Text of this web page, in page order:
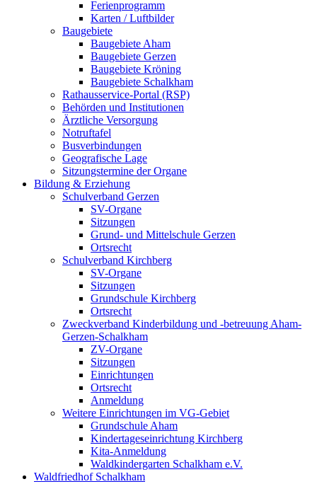
Ferienprogramm
Karten / Luftbilder
Baugebiete
Baugebiete Aham
Baugebiete Gerzen
Baugebiete Kröning
Baugebiete Schalkham
Rathausservice-Portal (RSP)
Behörden und Institutionen
Ärztliche Versorgung
Notruftafel
Busverbindungen
Geografische Lage
Sitzungstermine der Organe
Bildung & Erziehung
Schulverband Gerzen
SV-Organe
Sitzungen
Grund- und Mittelschule Gerzen
Ortsrecht
Schulverband Kirchberg
SV-Organe
Sitzungen
Grundschule Kirchberg
Ortsrecht
Zweckverband Kinderbildung und -betreuung Aham-
Gerzen-Schalkham
ZV-Organe
Sitzungen
Einrichtungen
Ortsrecht
Anmeldung
Weitere Einrichtungen im VG-Gebiet
Grundschule Aham
Kindertageseinrichtung Kirchberg
Kita-Anmeldung
Waldkindergarten Schalkham e.V.
Waldfriedhof Schalkham